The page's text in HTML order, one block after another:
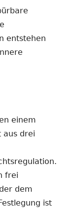
entstehen
einem
aus drei
frei
dem
ist